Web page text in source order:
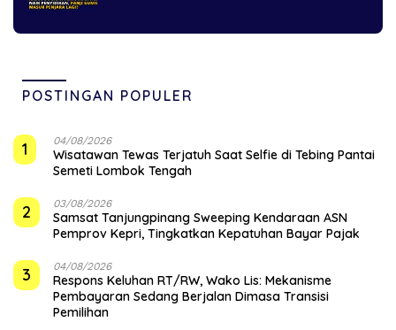
POSTINGAN POPULER
1 04/08/2026
Wisatawan Tewas Terjatuh Saat Selfie di Tebing Pantai
Semeti Lombok Tengah
2 03/08/2026
Samsat Tanjungpinang Sweeping Kendaraan ASN
Pemprov Kepri, Tingkatkan Kepatuhan Bayar Pajak
3 04/08/2026
‎Respons Keluhan RT/RW, Wako Lis: Mekanisme
Pembayaran Sedang Berjalan Dimasa Transisi
Pemilihan